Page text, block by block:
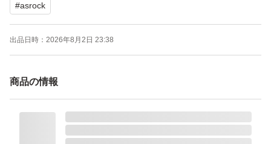
注意
中古品であるため、十分ご検討していただき、ご購入お願
注意書き事項も必ずお読みください
注意事項 【注意事項】
#asrock
出品日時： 2026年8月2日 23:38
商品の情報